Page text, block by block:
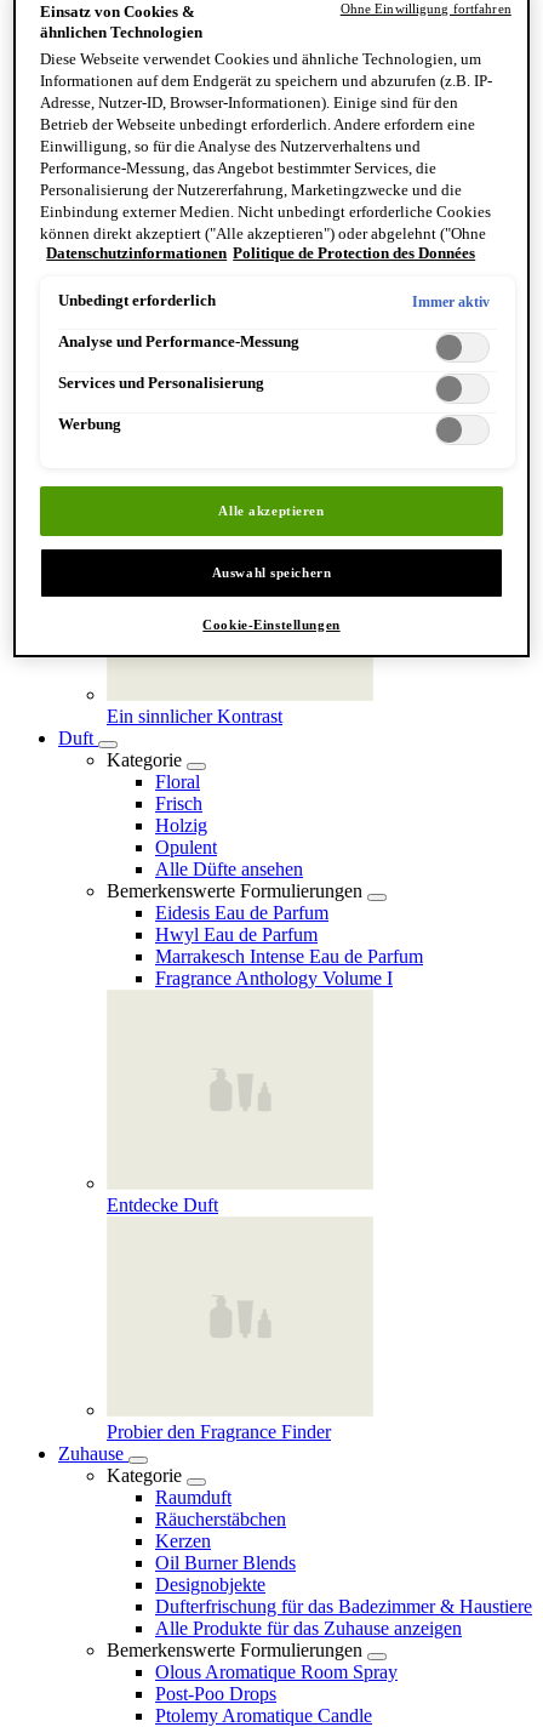
Hand & Körper
Kategorie
Handseife & Balsam
Seife am Stück
Reinigung & Peeling für den Körper
Körperbalsame und Öle
Mundpflege & Deodorants
Alle Hand- und Körperpflegeprodukte anzeigen
Bemerkenswerte Formulierungen
Resurrection Aromatique Hand Wash
Eleos Aromatique Hand Balm
Antithesis Intense Body Cleanser
Entdecken Sie Hand & Körper
Ein sinnlicher Kontrast
Duft
Kategorie
Floral
Frisch
Holzig
Opulent
Alle Düfte ansehen
Bemerkenswerte Formulierungen
Eidesis Eau de Parfum
Hwyl Eau de Parfum
Marrakesch Intense Eau de Parfum
Fragrance Anthology Volume I
Entdecke Duft
Probier den Fragrance Finder
Zuhause
Kategorie
Raumduft
Räucherstäbchen
Kerzen
Oil Burner Blends
Designobjekte
Dufterfrischung für das Badezimmer & Haustiere
Alle Produkte für das Zuhause anzeigen
Bemerkenswerte Formulierungen
Olous Aromatique Room Spray
Post-Poo Drops
Ptolemy Aromatique Candle
Einsatz von Cookies &
ähnlichen Technologien
Diese Webseite verwendet Cookies und ähnliche Technologien, um
Informationen auf dem Endgerät zu speichern und abzurufen (z.B. IP-
Adresse, Nutzer-ID, Browser-Informationen). Einige sind für den
Betrieb der Webseite unbedingt erforderlich. Andere erfordern eine
Einwilligung, so für die Analyse des Nutzerverhaltens und
Performance-Messung, das Angebot bestimmter Services, die
Personalisierung der Nutzererfahrung, Marketingzwecke und die
Einbindung externer Medien. Nicht unbedingt erforderliche Cookies
können direkt akzeptiert ("Alle akzeptieren") oder abgelehnt ("Ohne
Einwilligung fortfahren") werden. Individuelle Anpassungen der
speichern"). Die Auswahl kann jederzeit unter dem Link "Cookie-
Datenschutzinformationen.
Datenschutzinformationen Politique de Protection des Données
Unbedingt erforderlich Immer aktiv
Analyse und Performance-Messung
Services und Personalisierung
Werbung
Alle akzeptieren
Auswahl speichern
Cookie-Einstellungen
Ohne Einwilligung fortfahren